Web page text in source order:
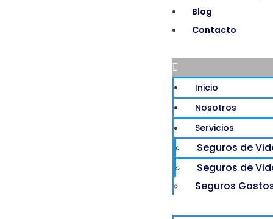
Blog
Contacto
Inicio
Nosotros
Servicios
Seguros de
Seguros de
Seguros